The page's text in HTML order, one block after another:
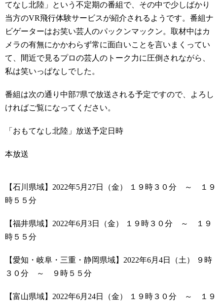
てなし北陸」という不定期の番組で、その中で少しばかり
当方のVR飛行体験サービスが紹介されるようです。番組ナ
ビゲーターはお笑い芸人のパックンマックン。取材中はカ
メラの有無にかかわらず常に面白いことを言いまくってい
て、間近で見るプロの芸人のトーク力に圧倒されながら、
私は笑いっぱなしでした。
番組は次の通り中部7県で放送される予定ですので、よろし
ければご覧になってください。
「おもてなし北陸」放送予定日時
本放送
【石川県域】 2022年5月27日（金） １９時３０分 ～ １９
時５５分
【福井県域】 2022年6月3日（金） １９時３０分 ～ １９
時５５分
【愛知・岐阜・三重・静岡県域】 2022年6月4日（土） ９時
３０分 ～ ９時５５分
【富山県域】 2022年6月24日（金） １９時３０分 ～ １９